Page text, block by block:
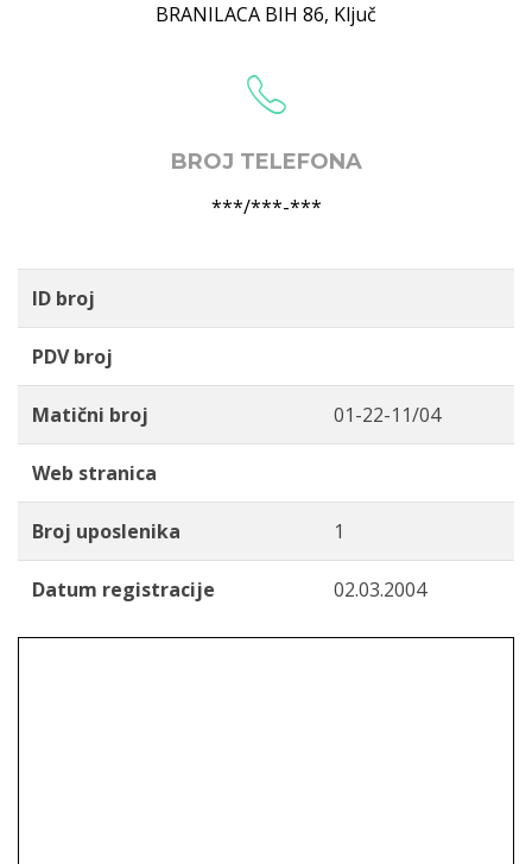
BRANILACA BIH 86, Ključ
BROJ TELEFONA
***/***-***
ID broj
PDV broj
Matični broj 01-22-11/04
Web stranica
Broj uposlenika 1
Datum registracije 02.03.2004